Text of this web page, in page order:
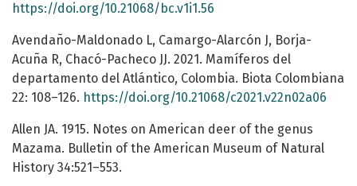
https://doi.org/10.21068/bc.v1i1.56
Avendaño-Maldonado L, Camargo-Alarcón J, Borja-
Acuña R, Chacó-Pacheco JJ. 2021. Mamíferos del
departamento del Atlántico, Colombia. Biota Colombiana
22: 108–126. https://doi.org/10.21068/c2021.v22n02a06
Allen JA. 1915. Notes on American deer of the genus
Mazama. Bulletin of the American Museum of Natural
History 34:521–553.